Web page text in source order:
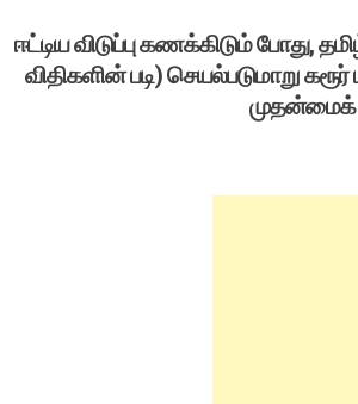
ஈட்டிய விடுப்பு கணக்கிடும் போது,
விதிகளின் படி) செயல்படுமாறு
முதன்மைக்